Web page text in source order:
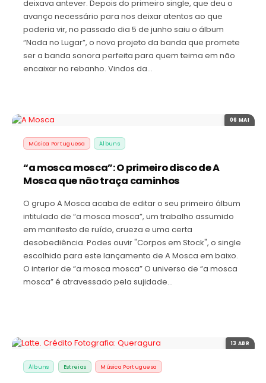
deixava antever. Depois do primeiro single, que deu o
avanço necessário para nos deixar atentos ao que
poderia vir, no passado dia 5 de junho saiu o álbum
“Nada no Lugar”, o novo projeto da banda que promete
ser a banda sonora perfeita para quem teima em não
encaixar no rebanho. Vindos da…
06 MAI
Música Portuguesa Álbuns
“a mosca mosca”: O primeiro disco de A
Mosca que não traça caminhos
O grupo A Mosca acaba de editar o seu primeiro álbum
intitulado de “a mosca mosca”, um trabalho assumido
em manifesto de ruído, crueza e uma certa
desobediência. Podes ouvir "Corpos em Stock", o single
escolhido para este lançamento de A Mosca em baixo.
O interior de “a mosca mosca” O universo de “a mosca
mosca” é atravessado pela sujidade…
13 ABR
Álbuns Estreias Música Portuguesa